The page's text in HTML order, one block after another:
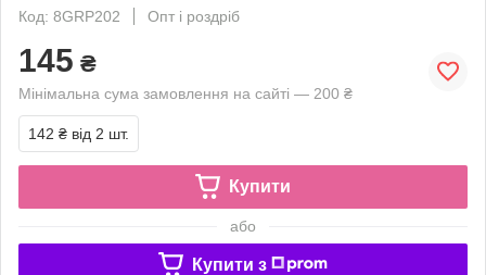
Код: 8GRP202
Опт і роздріб
145 ₴
Мінімальна сума замовлення на сайті — 200 ₴
142 ₴ від 2 шт.
Купити
або
Купити з